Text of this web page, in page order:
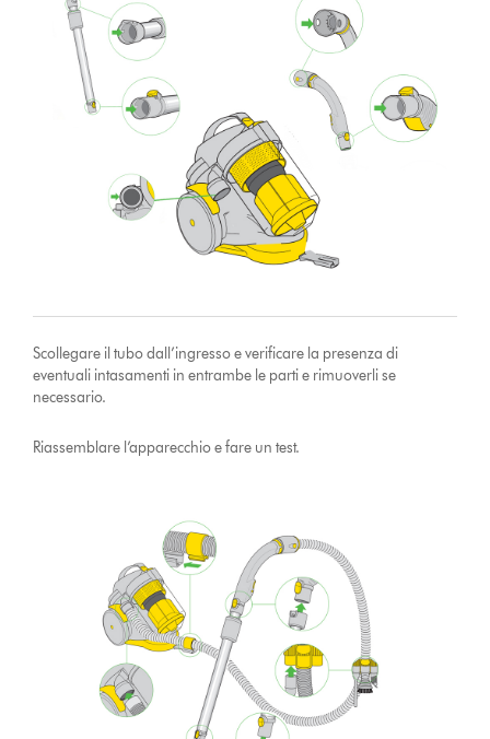
Scollegare il tubo dall’ingresso e verificare la presenza di
eventuali intasamenti in entrambe le parti e rimuoverli se
necessario.
Riassemblare l’apparecchio e fare un test.